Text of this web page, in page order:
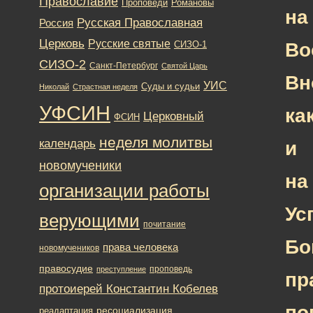
на
и
на
Проповеди Романовы
Россия Русская Православная
Церковь Русские святые СИЗО-1
СИЗО-2 Санкт-Петербург Святой Царь
Николай Страстная неделя Суды и судьи УИС
УФСИН ФСИН Церковный
календарь неделя молитвы
новомученики
организации работы
верующими почитание
новомучеников права человека
правосудие преступление проповедь
протоиерей Константин Кобелев
реадаптация ресоциализация